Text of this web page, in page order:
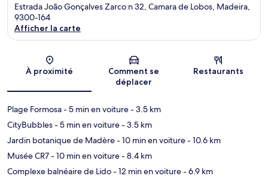
Estrada João Gonçalves Zarco n 32, Camara de Lobos, Madeira,
9300-164
Afficher la carte
À proximité
Comment se
déplacer
Restaurants
Plage Formosa- 5 min en voiture- 3.5 km
CityBubbles- 5 min en voiture- 3.5 km
Jardin botanique de Madère- 10 min en voiture- 10.6 km
Musée CR7- 10 min en voiture- 8.4 km
Complexe balnéaire de Lido- 12 min en voiture- 6.9 km